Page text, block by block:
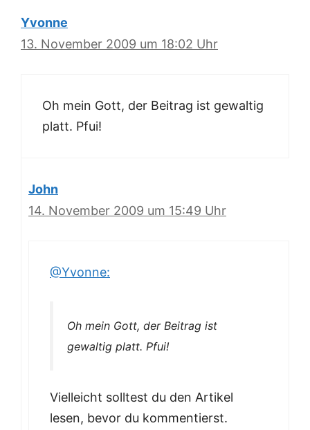
Yvonne
13. November 2009 um 18:02 Uhr
Oh mein Gott, der Beitrag ist gewaltig
platt. Pfui!
John
14. November 2009 um 15:49 Uhr
@Yvonne:
Oh mein Gott, der Beitrag ist
gewaltig platt. Pfui!
Vielleicht solltest du den Artikel
lesen, bevor du kommentierst.